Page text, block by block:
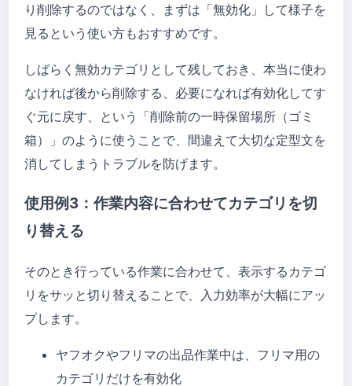
り削除するのではなく、まずは「無効化」して様子を
見るという使い方もおすすめです。
しばらく無効カテゴリとして残しておき、本当に使わ
なければ後から削除する、必要になれば有効化してす
ぐ元に戻す、という「削除前の一時保留場所（ゴミ
箱）」のように使うことで、間違えて大切な定型文を
消してしまうトラブルを防げます。
使用例3：作業内容に合わせてカテゴリを切
り替える
そのとき行っている作業に合わせて、表示するカテゴ
リをサッと切り替えることで、入力効率が大幅にアッ
プします。
ヤフオクやフリマの出品作業中は、フリマ用の
カテゴリだけを有効化